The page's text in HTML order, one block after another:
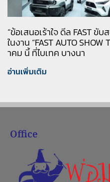
“ข้อเสนอเร้าใจ ดีล FAST ขั
ในงาน “FAST AUTO
าคม นี้ ที่ไบเทค บางนา
อ่านเพิ่มเติม
Office